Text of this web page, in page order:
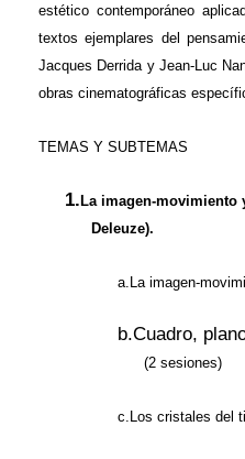
estético contemporáneo
textos ejemplares del
Jacques Derrida y Jean-Luc
obras cinematográficas
TEMAS Y SUBTEMAS
1. La imagen-movimiento
Deleuze).
a. La imagen-
b.Cuadro,
(2 sesiones)
c. Los cristales del